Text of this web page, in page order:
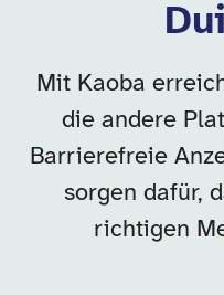
Mit Kaoba
die andere
Barrierefreie
sorgen dafür,
richtigen